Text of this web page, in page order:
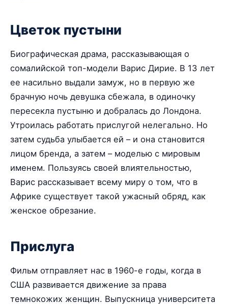
Цветок пустыни
Биографическая драма, рассказывающая о
сомалийской топ-модели Варис Дирие. В 13 лет
ее насильно выдали замуж, но в первую же
брачную ночь девушка сбежала, в одиночку
пересекла пустыню и добралась до Лондона.
Утроилась работать прислугой нелегально. Но
затем судьба улыбается ей – и она становится
лицом бренда, а затем – моделью с мировым
именем. Пользуясь своей влиятельностью,
Варис рассказывает всему миру о том, что в
Африке существует такой ужасный обряд, как
женское обрезание.
Прислуга
Фильм отправляет нас в 1960-е годы, когда в
США развивается движение за права
темнокожих женщин. Выпускница университета